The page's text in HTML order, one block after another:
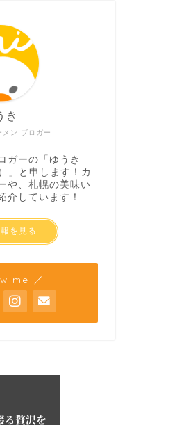
メン ブロガー
き
ガーの「ゆうき
）」と申します！カ
や、札幌の美味い
介しています！
を見る
me ／